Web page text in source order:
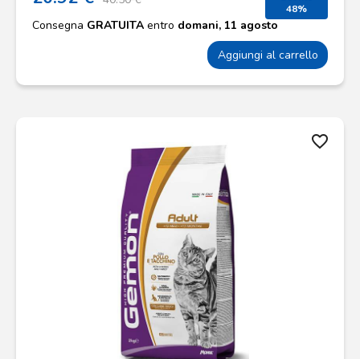
48%
Consegna GRATUITA entro domani, 11 agosto
Aggiungi al carrello
favorite_border